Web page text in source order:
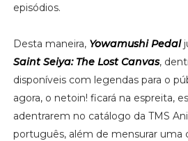
episódios.
Desta maneira, Yowamushi Pedal
Saint Seiya: The Lost Canvas,
disponíveis com legendas para o
agora, o netoin! ficará na espreita,
adentrarem no catálogo da TMS
português, além de mensurar uma